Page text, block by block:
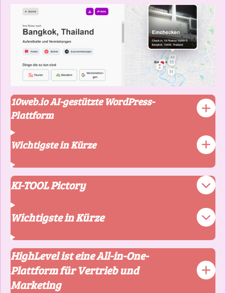
10web.io AI-gestützte WordPress-
Plattform
Wichtigste in Kürze
KI-TOOL Pictory
Wichtigste in Kürze
HighLevel ist eine All-in-One-
Plattform für Vertrieb und
Marketing